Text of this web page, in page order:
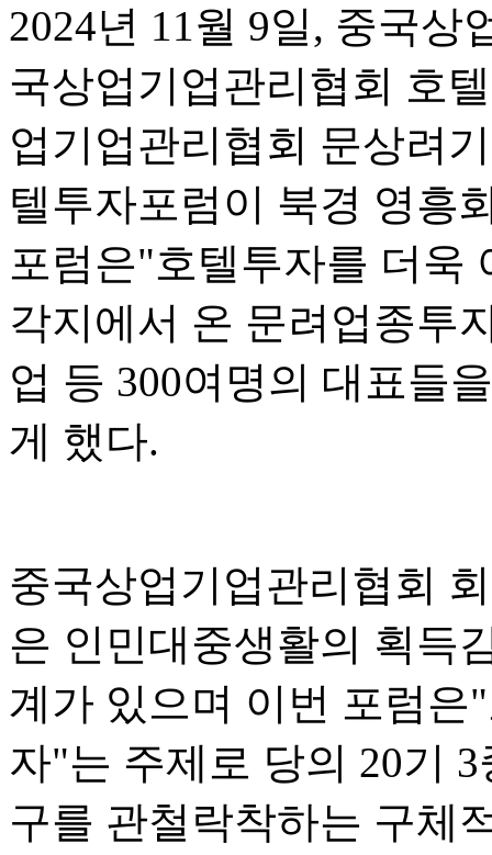
2024년 11월 9일, 중국
국상업기업관리협회 호
업기업관리협회 문상려
텔투자포럼이 북경 영흥
포럼은"호텔투자를 더욱
각지에서 온 문려업종투
업 등 300여명의 대표들
게 했다.
중국상업기업관리협회
은 인민대중생활의 획득
계가 있으며 이번 포럼은
자"는 주제로 당의 20기
구를 관철락착하는 구체